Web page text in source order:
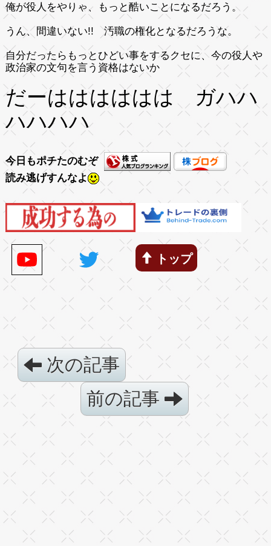
俺が役人をやりゃ、もっと酷いことになるだろう。
うん、間違いない!! 汚職の権化となるだろうな。
自分だったらもっとひどい事をするクセに、今の役人や
政治家の文句を言う資格はないか
だーはははははは ガハハ
ハハハハ
今日もポチたのむぞ
読み逃げすんなよ
トップ
次の記事
前の記事